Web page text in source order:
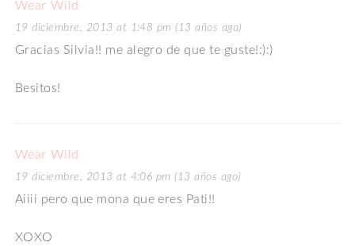
Wear Wild
19 diciembre, 2013 at 1:48 pm (13 años ago)
Gracias Silvia!! me alegro de que te guste!:):)
Besitos!
Wear Wild
19 diciembre, 2013 at 4:06 pm (13 años ago)
Aiiii pero que mona que eres Pati!!
XOXO